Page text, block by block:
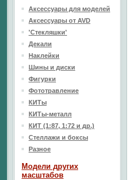
Аксессуары для моделей
Аксессуары от AVD
'Стекляшки'
Декали
Наклейки
Шины и диски
Фигурки
Фототравление
КИТы
КИТы-металл
КИТ (1:87, 1:72 и др.)
Стеллажи и боксы
Разное
Модели других
масштабов